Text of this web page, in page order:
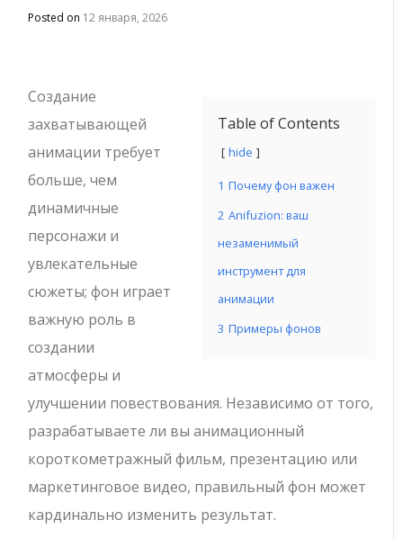
Posted on 12 января, 2026
Table of Contents
hide
1 Почему фон важен
2 Anifuzion: ваш
незаменимый
инструмент для
анимации
3 Примеры фонов
Создание
захватывающей
анимации требует
больше, чем
динамичные
персонажи и
увлекательные
сюжеты; фон играет
важную роль в
создании
атмосферы и
улучшении повествования. Независимо от того,
разрабатываете ли вы анимационный
короткометражный фильм, презентацию или
маркетинговое видео, правильный фон может
кардинально изменить результат.